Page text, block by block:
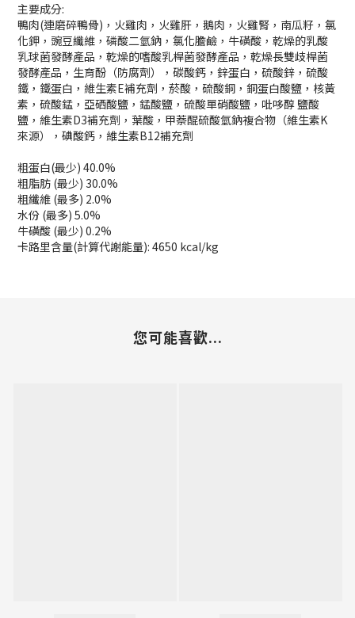
主要成分:
鴨肉(連磨碎鴨骨)，火雞肉，火雞肝，鵝肉，火雞腎，南瓜籽，氯
化鉀，豌豆纖維，磷酸二氫鈉，氯化膽鹼，牛磺酸，乾燥的乳酸
乳球菌發酵產品，乾燥的嗜酸乳桿菌發酵產品，乾燥長雙歧桿菌
發酵產品，生育酚（防腐劑），碳酸鈣，鋅蛋白，硫酸鋅，硫酸
鐵，鐵蛋白，維生素E補充劑，菸酸，硫酸銅，銅蛋白酸鹽，核黃
素，硫酸錳，亞硒酸鹽，錳酸鹽，硫酸單硝酸鹽，吡哆醇 鹽酸
鹽，維生素D3補充劑，葉酸，甲萘醌硫酸氫鈉複合物（維生素K
來源），碘酸鈣，維生素B12補充劑
粗蛋白(最少) 40.0%
粗脂肪 (最少) 30.0%
粗纖維 (最多) 2.0%
水份 (最多) 5.0%
牛磺酸 (最少) 0.2%
卡路里含量(計算代謝能量): 4650 kcal/kg
您可能喜歡...